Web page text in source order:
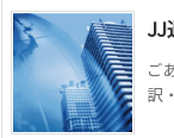
JJ
ご
訳